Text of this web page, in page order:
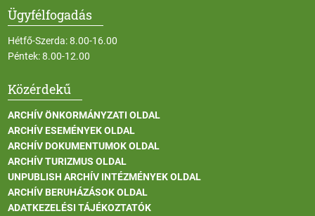
Ügyfélfogadás
Hétfő-Szerda: 8.00-16.00
Péntek: 8.00-12.00
Közérdekű
ARCHÍV ÖNKORMÁNYZATI OLDAL
ARCHÍV ESEMÉNYEK OLDAL
ARCHÍV DOKUMENTUMOK OLDAL
ARCHÍV TURIZMUS OLDAL
UNPUBLISH ARCHÍV INTÉZMÉNYEK OLDAL
ARCHÍV BERUHÁZÁSOK OLDAL
ADATKEZELÉSI TÁJÉKOZTATÓK